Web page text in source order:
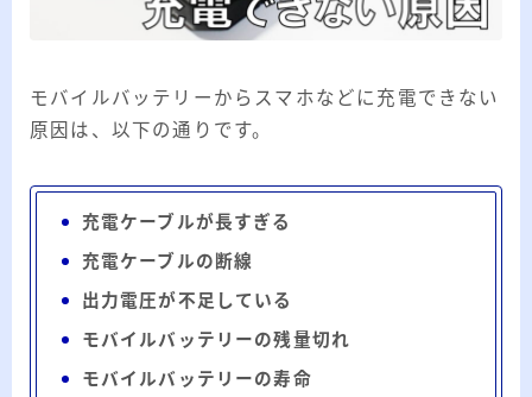
モバイルバッテリーからスマホなどに充電できない
原因は、以下の通りです。
充電ケーブルが長すぎる
充電ケーブルの断線
出力電圧が不足している
モバイルバッテリーの残量切れ
モバイルバッテリーの寿命